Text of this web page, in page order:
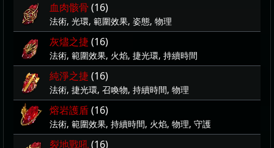
血肉骸骨 (16)
法術, 光環, 範圍效果, 姿態, 物理
灰燼之捷 (16)
法術, 範圍效果, 火焰, 捷光環, 持續時間
純淨之捷 (16)
法術, 捷光環, 召喚物, 持續時間, 物理
熔岩護盾(16)
法術, 範圍效果, 持續時間, 火焰, 物理, 守護
裂地戰吼(16)